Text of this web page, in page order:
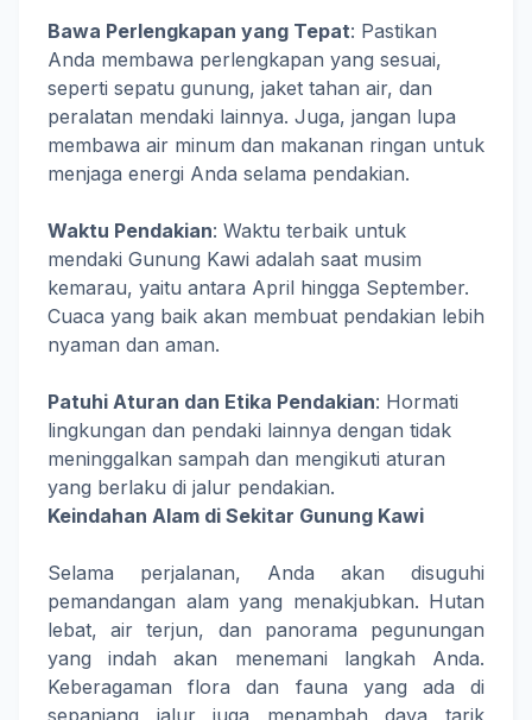
Bawa Perlengkapan yang Tepat: Pastikan
Anda membawa perlengkapan yang sesuai,
seperti sepatu gunung, jaket tahan air, dan
peralatan mendaki lainnya. Juga, jangan lupa
membawa air minum dan makanan ringan untuk
menjaga energi Anda selama pendakian.
Waktu Pendakian: Waktu terbaik untuk
mendaki Gunung Kawi adalah saat musim
kemarau, yaitu antara April hingga September.
Cuaca yang baik akan membuat pendakian lebih
nyaman dan aman.
Patuhi Aturan dan Etika Pendakian: Hormati
lingkungan dan pendaki lainnya dengan tidak
meninggalkan sampah dan mengikuti aturan
yang berlaku di jalur pendakian.
Keindahan Alam di Sekitar Gunung Kawi
Selama perjalanan, Anda akan disuguhi
pemandangan alam yang menakjubkan. Hutan
lebat, air terjun, dan panorama pegunungan
yang indah akan menemani langkah Anda.
Keberagaman flora dan fauna yang ada di
sepanjang jalur juga menambah daya tarik